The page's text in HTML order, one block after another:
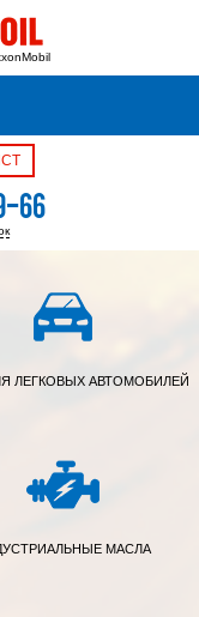
66
05
ЛЕГКОВЫХ АВТОМОБИЛЕЙ
МАСЛА